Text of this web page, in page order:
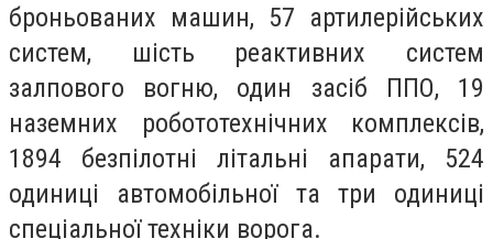
броньованих машин, 57 артилерійських
систем, шість реактивних систем
залпового вогню, один засіб ППО, 19
наземних робототехнічних комплексів,
1894 безпілотні літальні апарати, 524
одиниці автомобільної та три одиниці
спеціальної техніки ворога.